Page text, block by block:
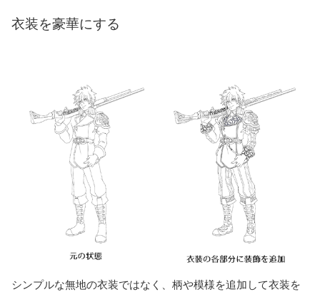
衣装を豪華にする
シンプルな無地の衣装ではなく、柄や模様を追加して衣装を